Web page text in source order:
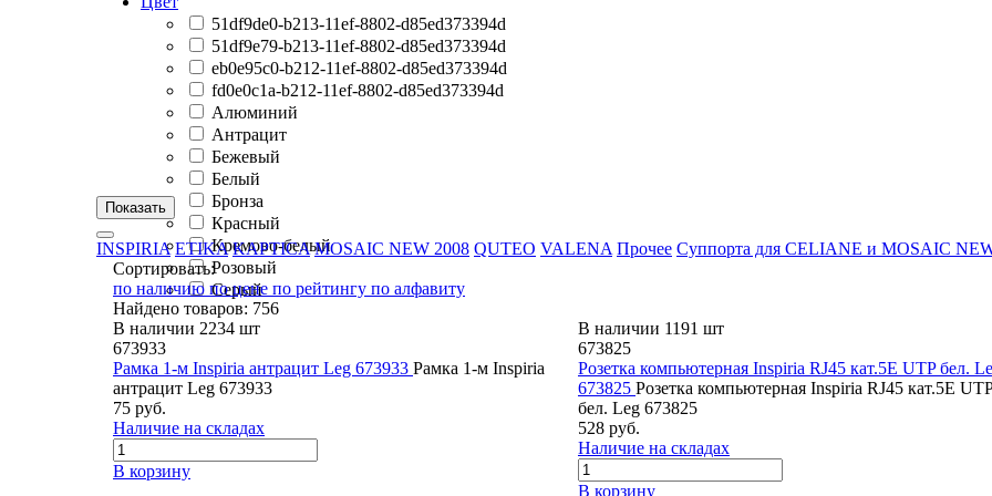
51df9de0-b213-11ef-8802-d85ed373394d
51df9e79-b213-11ef-8802-d85ed373394d
eb0e95c0-b212-11ef-8802-d85ed373394d
fd0e0c1a-b212-11ef-8802-d85ed373394d
Алюминий
Антрацит
Бежевый
Белый
Бронза
Красный
Кремово-белый
Розовый
Серый
INSPIRIA ETIKA KAPTICA MOSAIC NEW 2008 QUTEO VALENA Прочее Суппорта для CELIANE и MOSAIC
Сортировать:
по наличию по цене по рейтингу по алфавиту
Найдено товаров: 756
В наличии 2234 шт
673933
Рамка 1-м Inspiria антрацит Leg 673933 Рамка 1-м Inspiria
антрацит Leg 673933
75 руб.
Наличие на складах
В корзину
В наличии 1191 шт
673825
Розетка компьютерная Inspiria RJ45 кат.5E UTP бел.
673825 Розетка компьютерная Inspiria RJ45 кат.5E UTP
бел. Leg 673825
528 руб.
Наличие на складах
В корзину